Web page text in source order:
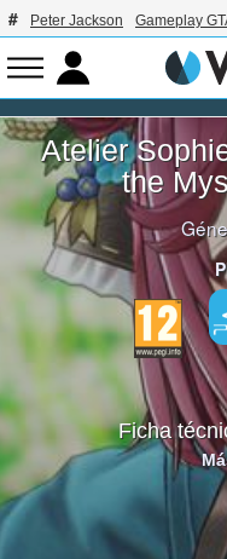
Peter Jackson Gameplay
Atelier
the
Ficha